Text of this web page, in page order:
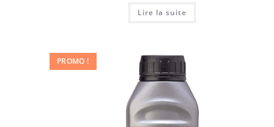
Lire la suite
PROMO !